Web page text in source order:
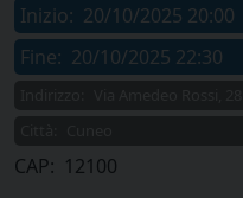
Inizio: 20/10/2025 20:00
Fine: 20/10/2025 22:30
CAP: 12100